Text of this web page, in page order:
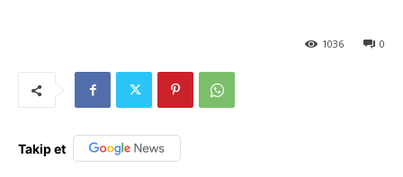
0
1036
Takip et